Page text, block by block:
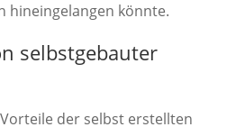
hineingelangen könnte.
selbstgebauter
der selbst erstellten